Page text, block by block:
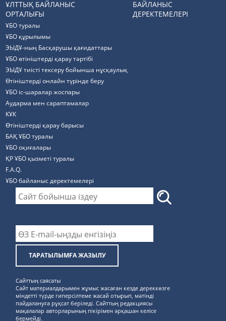
ҰЛТТЫҚ БАЙЛАНЫС
ОРТАЛЫҒЫ
ҰБО туралы
ҰБО құрылымы
ЭЫДҰ-ның Басқарушы қағидаттары
ҰБО өтініштерді қарау тәртібі
ЭЫДҰ тиісті тексеру бойынша нұсқаулық
Өтініштерді онлайн түрінде беру
ҰБО іс-шаралар жоспары
Аударма мен сараптамалар
КҰК
Өтініштерді қарау барысы
БАҚ ҰБО туралы
ҰБО оқиғалары
ҚР ҰБО қызметі туралы
F.A.Q.
ҰБО байланыс деректемелерi
БАЙЛАНЫС
ДЕРЕКТЕМЕЛЕРІ
ТАРАТЫЛЫМҒА ЖАЗЫЛУ
Сайттың саясаты
Сайт материалдарымен жұмыс жасаған кезде дереккөзге
міндетті түрде гиперсілтеме жасай отырып, мәтінді
пайдалануға рұқсат беріледі. Сайттың редакциясы
мақалалар авторларының пікірімен әрқашан келісе
бермейді.